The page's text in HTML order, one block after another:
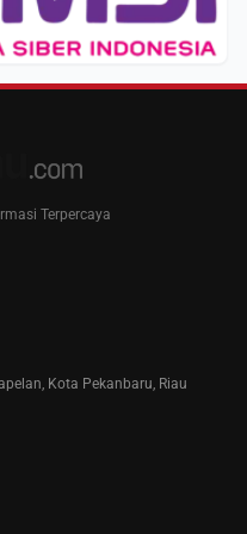
Terpercaya
Kota Pekanbaru, Riau